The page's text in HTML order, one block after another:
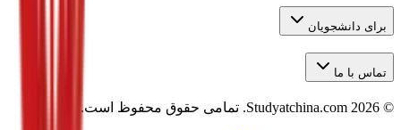
برای دانشجویان
تماس با ما
©
2026 تمامی حقوق محفوظ است.